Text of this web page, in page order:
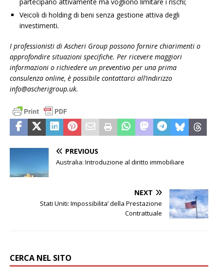
Veicoli di holding di beni senza gestione attiva degli
investimenti.
I professionisti di Ascheri Group possono fornire chiarimenti o
approfondire situazioni specifiche. Per ricevere maggiori
informazioni o richiedere un preventivo per una prima
consulenza online, è possibile contattarci all’indirizzo
info@ascherigroup.uk.
PREVIOUS
Australia: Introduzione al diritto immobiliare
NEXT
Stati Uniti: Impossibilita’ della Prestazione
Contrattuale
CERCA NEL SITO